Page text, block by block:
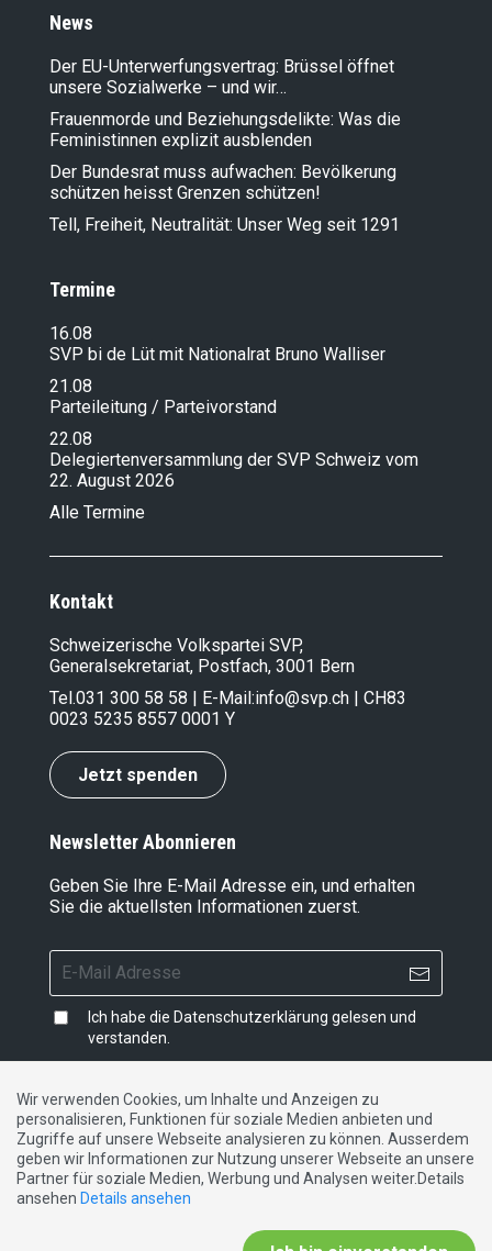
News
Der EU-Unterwerfungsvertrag: Brüssel öffnet
unsere Sozialwerke – und wir…
Frauenmorde und Beziehungsdelikte: Was die
Feministinnen explizit ausblenden
Der Bundesrat muss aufwachen: Bevölkerung
schützen heisst Grenzen schützen!
Tell, Freiheit, Neutralität: Unser Weg seit 1291
Termine
16.08
SVP bi de Lüt mit Nationalrat Bruno Walliser
21.08
Parteileitung / Parteivorstand
22.08
Delegiertenversammlung der SVP Schweiz vom
22. August 2026
Alle Termine
Kontakt
Schweizerische Volkspartei SVP,
Generalsekretariat, Postfach, 3001 Bern
Tel.031 300 58 58 | E-Mail:info@svp.ch | CH83
0023 5235 8557 0001 Y
Jetzt spenden
Newsletter Abonnieren
Geben Sie Ihre E-Mail Adresse ein, und erhalten
Sie die aktuellsten Informationen zuerst.
Ich habe die Datenschutzerklärung gelesen und
verstanden.
Impressum|Datenschutzerklärung|Kontakt
DE FR IT
Wir verwenden Cookies, um Inhalte und Anzeigen zu
personalisieren, Funktionen für soziale Medien anbieten und
Zugriffe auf unsere Webseite analysieren zu können. Ausserdem
geben wir Informationen zur Nutzung unserer Webseite an unsere
Partner für soziale Medien, Werbung und Analysen weiter.Details
ansehen Details ansehen